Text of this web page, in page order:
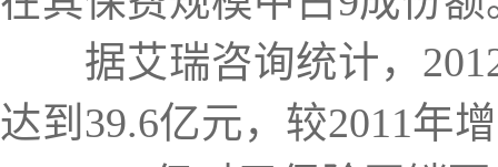
据艾瑞咨询统计，2012
达到39.6亿元，较2011年